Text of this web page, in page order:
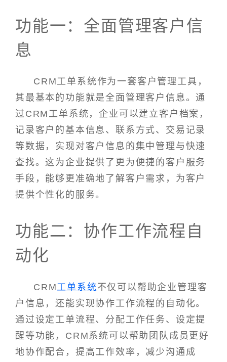
功能一：全面管理客户信
息
CRM工单系统作为一套客户管理工具，
其最基本的功能就是全面管理客户信息。通
过CRM工单系统，企业可以建立客户档案，
记录客户的基本信息、联系方式、交易记录
等数据，实现对客户信息的集中管理与快速
查找。这为企业提供了更为便捷的客户服务
手段，能够更准确地了解客户需求，为客户
提供个性化的服务。
功能二：协作工作流程自
动化
CRM工单系统不仅可以帮助企业管理客
户信息，还能实现协作工作流程的自动化。
通过设定工单流程、分配工作任务、设定提
醒等功能，CRM系统可以帮助团队成员更好
地协作配合，提高工作效率，减少沟通成